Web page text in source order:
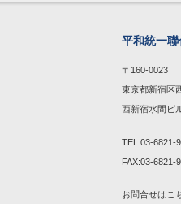
平和統一
〒160-0023
東京都新宿区
西新宿水間ビ
TEL:03-6821-
FAX:03-6821-
お問合せは こ